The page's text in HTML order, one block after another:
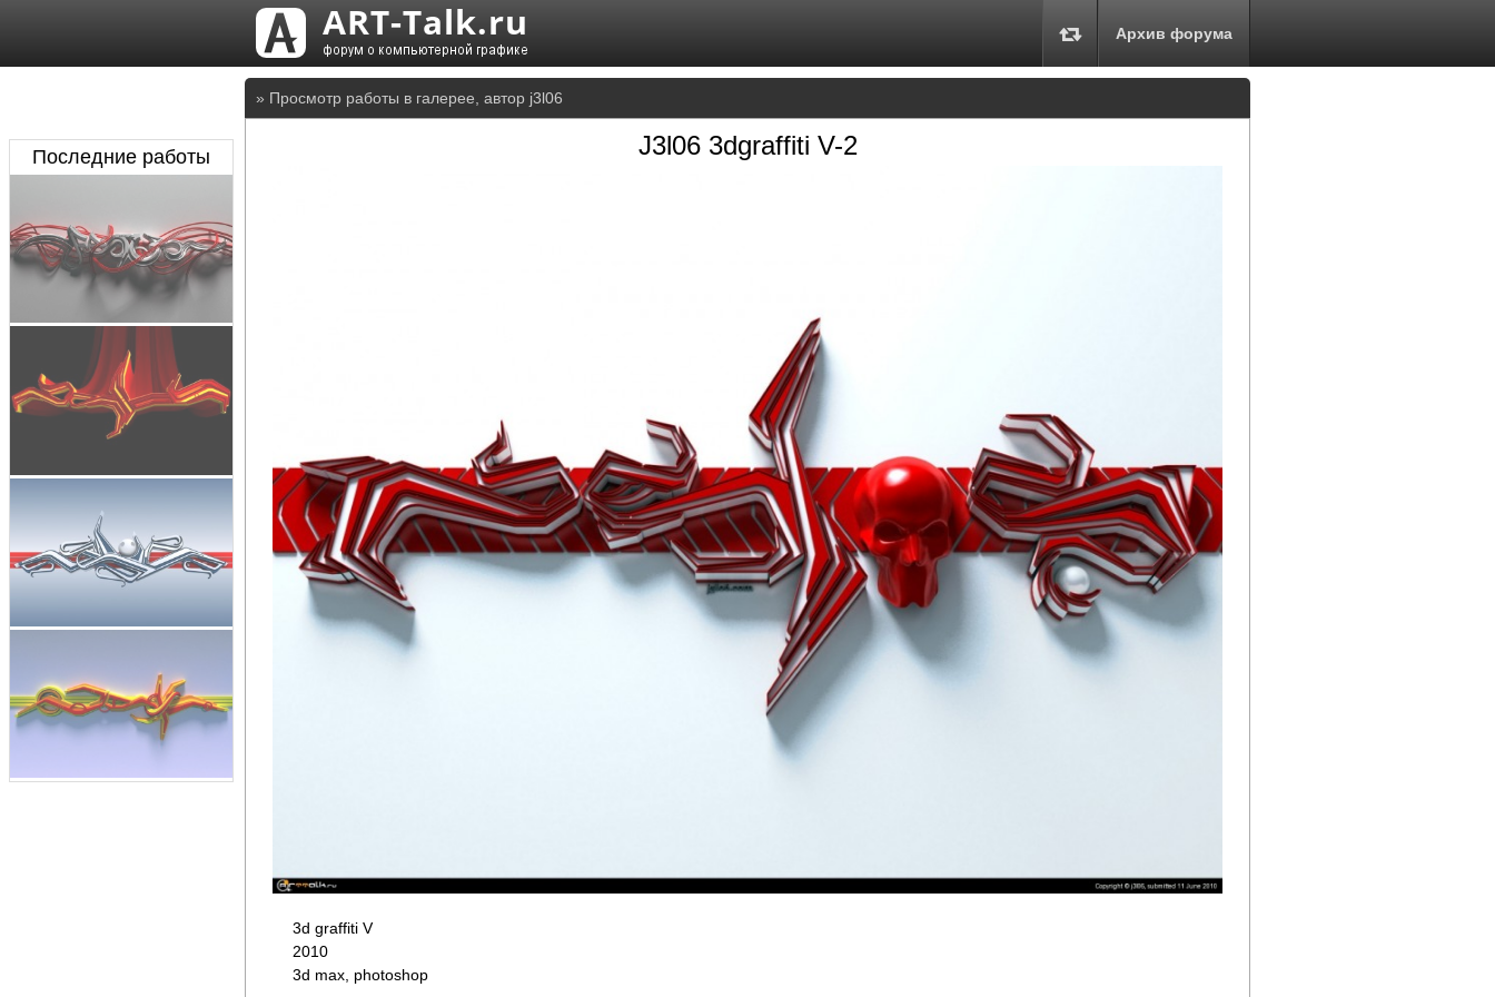
Архив форума
» Просмотр работы в галерее, автор j3l06
J3l06 3dgraffiti V-2
3d graffiti V
2010
3d max, photoshop
Последние работы